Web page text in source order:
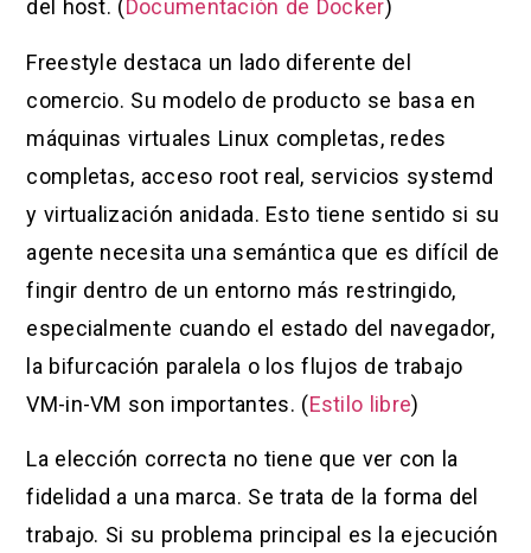
del host. ( Documentación de Docker)
Freestyle destaca un lado diferente del
comercio. Su modelo de producto se basa en
máquinas virtuales Linux completas, redes
completas, acceso root real, servicios systemd
y virtualización anidada. Esto tiene sentido si su
agente necesita una semántica que es difícil de
fingir dentro de un entorno más restringido,
especialmente cuando el estado del navegador,
la bifurcación paralela o los flujos de trabajo
VM-in-VM son importantes. (Estilo libre)
La elección correcta no tiene que ver con la
fidelidad a una marca. Se trata de la forma del
trabajo. Si su problema principal es la ejecución